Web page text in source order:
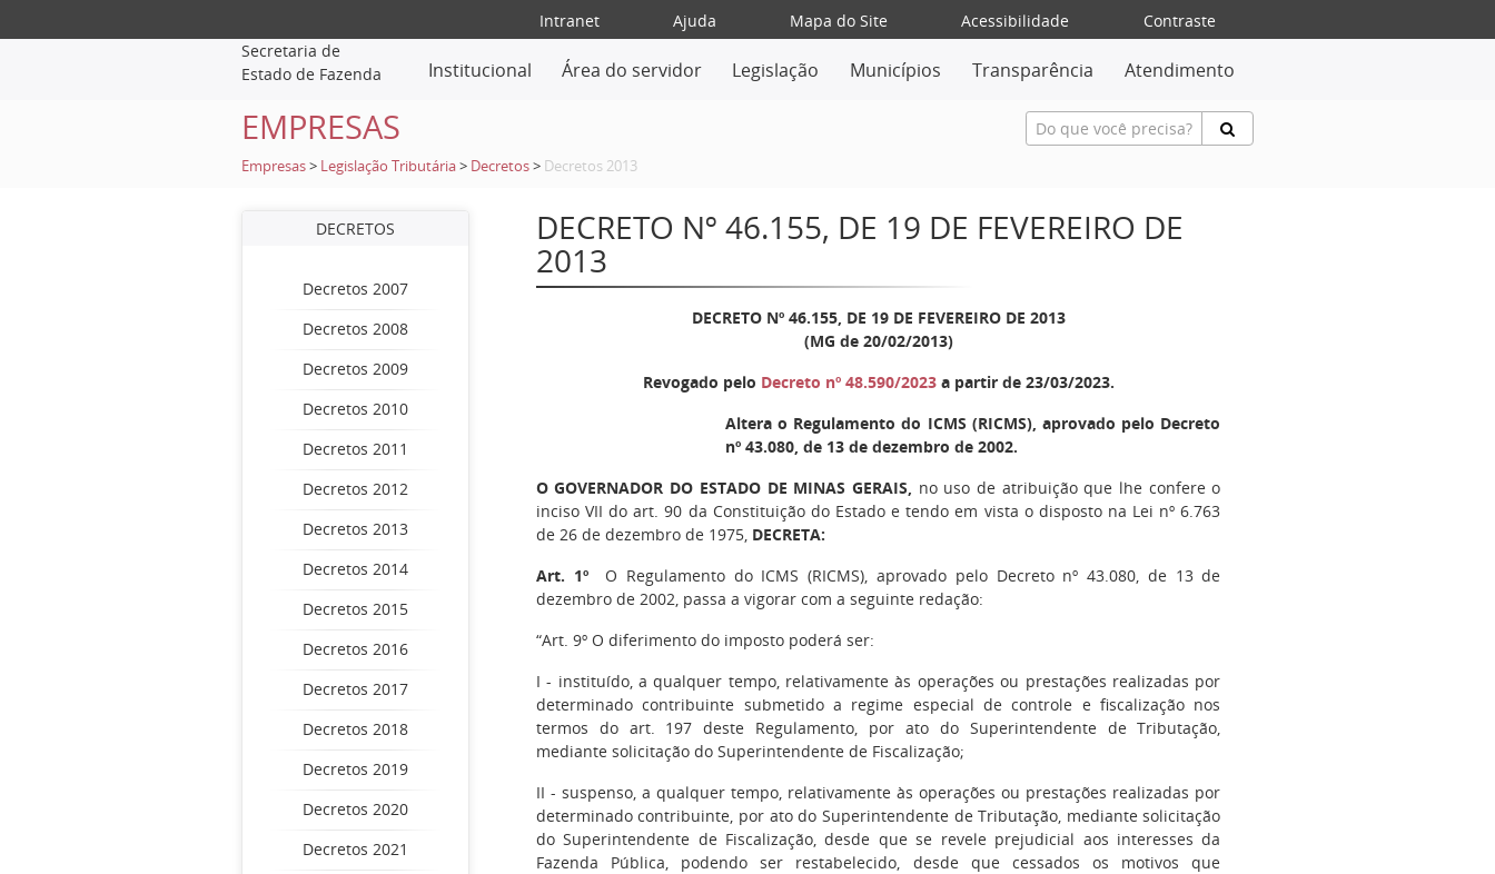
Intranet Ajuda Mapa do Site Acessibilidade
Contraste
Secretaria de
Estado de Fazenda
Institucional Área do servidor Legislação Municípios Transparência Atendimento
EMPRESAS
Empresas > Legislação Tributária > Decretos > Decretos 2013
DECRETOS
Decretos 2007
Decretos 2008
Decretos 2009
Decretos 2010
Decretos 2011
Decretos 2012
Decretos 2013
Decretos 2014
Decretos 2015
Decretos 2016
Decretos 2017
Decretos 2018
Decretos 2019
Decretos 2020
Decretos 2021
DECRETO Nº 46.155, DE 19 DE FEVEREIRO DE
2013
DECRETO Nº 46.155, DE 19 DE FEVEREIRO DE 2013
(MG de 20/02/2013)
Revogado pelo Decreto nº 48.590/2023a partir de 23/03/2023.
Altera o Regulamento do ICMS (RICMS), aprovado pelo Decreto
nº 43.080, de 13 de dezembro de 2002.
O GOVERNADOR DO ESTADO DE MINAS GERAIS, no uso de atribuição que lhe confere o
inciso VII do art. 90 da Constituição do Estado e tendo em vista o disposto na Lei nº 6.763
de 26 de dezembro de 1975, DECRETA:
Art. 1ºO Regulamento do ICMS (RICMS), aprovado pelo Decreto nº 43.080, de 13 de
dezembro de 2002, passa a vigorar com a seguinte redação:
“Art. 9º O diferimento do imposto poderá ser:
I - instituído, a qualquer tempo, relativamente às operações ou prestações realizadas por
determinado contribuinte submetido a regime especial de controle e fiscalização nos
termos do art. 197 deste Regulamento, por ato do Superintendente de Tributação,
mediante solicitação do Superintendente de Fiscalização;
II - suspenso, a qualquer tempo, relativamente às operações ou prestações realizadas por
determinado contribuinte, por ato do Superintendente de Tributação, mediante solicitação
do Superintendente de Fiscalização, desde que se revele prejudicial aos interesses da
Fazenda Pública, podendo ser restabelecido, desde que cessados os motivos que